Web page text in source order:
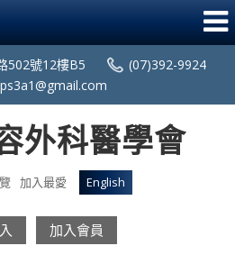
502號12樓B5
(07)392-9924
加入最愛 English
加入會員